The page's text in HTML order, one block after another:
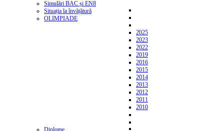
Simulări BAC și EN8
Situația la învățătură
OLIMPIADE
2025
2023
2022
2019
2016
2015
2014
2013
2012
2011
2010
Diplome